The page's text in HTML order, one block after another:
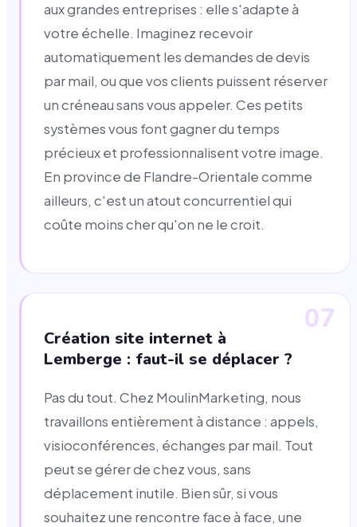
aux grandes entreprises : elle s'adapte à
votre échelle. Imaginez recevoir
automatiquement les demandes de devis
par mail, ou que vos clients puissent réserver
un créneau sans vous appeler. Ces petits
systèmes vous font gagner du temps
précieux et professionnalisent votre image.
En province de Flandre-Orientale comme
ailleurs, c'est un atout concurrentiel qui
coûte moins cher qu'on ne le croit.
07
Création site internet à
Lemberge : faut-il se déplacer ?
Pas du tout. Chez MoulinMarketing, nous
travaillons entièrement à distance : appels,
visioconférences, échanges par mail. Tout
peut se gérer de chez vous, sans
déplacement inutile. Bien sûr, si vous
souhaitez une rencontre face à face, une